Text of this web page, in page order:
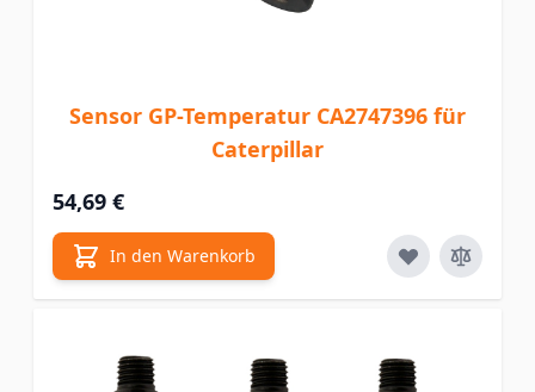
Sensor GP-Temperatur CA2747396 für
Caterpillar
54,69 €
In den Warenkorb